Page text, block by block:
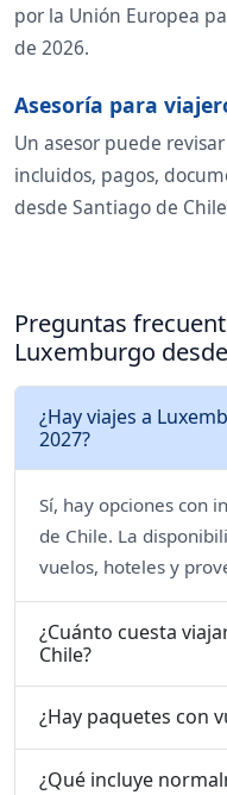
por la Unión Europea
de 2026.
Asesoría para
Un asesor puede
incluidos, pagos,
desde Santiago de
Preguntas
Luxemburgo
¿Hay viajes a
2027?
Sí, hay opciones con
de Chile. La
vuelos, hoteles y
¿Cuánto cuesta
Chile?
¿Hay paquetes con
¿Qué incluye